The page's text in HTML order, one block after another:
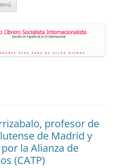
profesor de
de Madrid y
la Alianza de
(CATP)